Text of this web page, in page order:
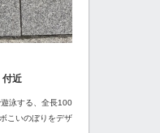
近
泳する、全長100
こいのぼりをデザ